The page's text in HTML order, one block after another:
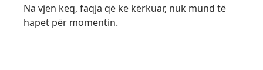
Na vjen keq, faqja që ke kërkuar, nuk mund të
hapet për momentin.